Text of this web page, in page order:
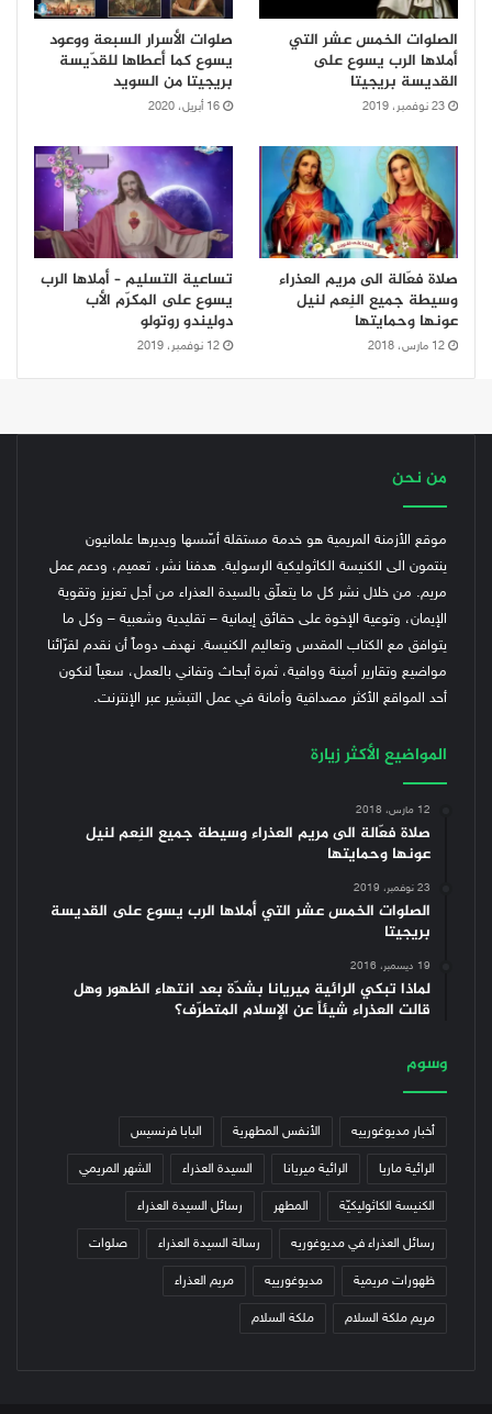
الصلوات الخمس عشر التي
أملاها الرب يسوع على
القديسة بريجيتا
23 نوفمبر، 2019
صلوات الأسرار السبعة ووعود
يسوع كما أعطاها للقدّيسة
بريجيتا من السويد
16 أبريل، 2020
صلاة فعّالة الى مريم العذراء
وسيطة جميع النِعم لنيل
عونها وحمايتها
12 مارس، 2018
تساعية التسليم – أملاها الرب
يسوع على المكرّم الأب
دوليندو روتولو
12 نوفمبر، 2019
من نحن
موقع الأزمنة المريمية هو خدمة مستقلة أسّسها ويديرها علمانيون
ينتمون الى الكنيسة الكاثوليكية الرسولية. هدفنا نشر، تعميم، ودعم عمل
مريم. من خلال نشر كل ما يتعلّق بالسيدة العذراء من أجل تعزيز وتقوية
الإيمان، وتوعية الإخوة على حقائق إيمانية – تقليدية وشعبية – وكل ما
يتوافق مع الكتاب المقدس وتعاليم الكنيسة. نهدف دوماً أن نقدم لقرّائنا
مواضيع وتقارير أمينة ووافية، ثمرة أبحاث وتفاني بالعمل، سعياً لنكون
أحد المواقع الأكثر مصداقية وأمانة في عمل التبشير عبر الإنترنت.
المواضيع الأكثر زيارة
12 مارس، 2018
صلاة فعّالة الى مريم العذراء وسيطة جميع النِعم لنيل
عونها وحمايتها
23 نوفمبر، 2019
الصلوات الخمس عشر التي أملاها الرب يسوع على القديسة
بريجيتا
19 ديسمبر، 2016
لماذا تبكي الرائية ميريانا بشدّة بعد انتهاء الظهور وهل
قالت العذراء شيئاً عن الإسلام المتطرّف؟
وسوم
أخبار مديوغورييه الأنفس المطهرية البابا فرنسيس
الرائية ماريا الرائية ميريانا السيدة العذراء الشهر المريمي
الكنيسة الكاثوليكيّة المطهر رسائل السيدة العذراء
رسائل العذراء في مديوغوريه رسالة السيدة العذراء صلوات
ظهورات مريمية مديوغورييه مريم العذراء
مريم ملكة السلام ملكة السلام